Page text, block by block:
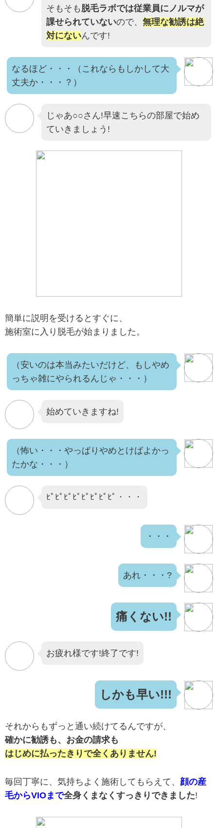
そもそも 脱毛ラボでは従業員にノルマが
課せられていないので、 無理な勧誘は絶
対にないんです!
なるほど・・・（これならもしかして大
丈夫か・・・？）
じゃあ○○さん!早速こちらの部屋で始め
ていきましょう!
簡単に説明を受けるとすぐに、
施術室に入り脱毛が始まりました。
（安いのは本当みたいだけど、もしやめ
っちゃ雑にやられるんじゃ・・・）
始めていきますね!
（怖い・・・やっぱりやめとけばよかっ
たかな・・・）
ﾋﾟﾋﾟﾋﾟﾋﾟﾋﾟﾋﾟﾋﾟﾋﾟ・・・
・・・
あれ・・・?
痛くない!!
お疲れ様です!終了です!
しかも早い!!!
それからもずっと通い続けてるんですが、
確かに勧誘も、お金の請求も
はじめに払ったきりで全くありません!
毎回丁寧に、気持ちよく施術してもらえて、 顔の産
毛からVIOまで全身くまなくすっきりできました!